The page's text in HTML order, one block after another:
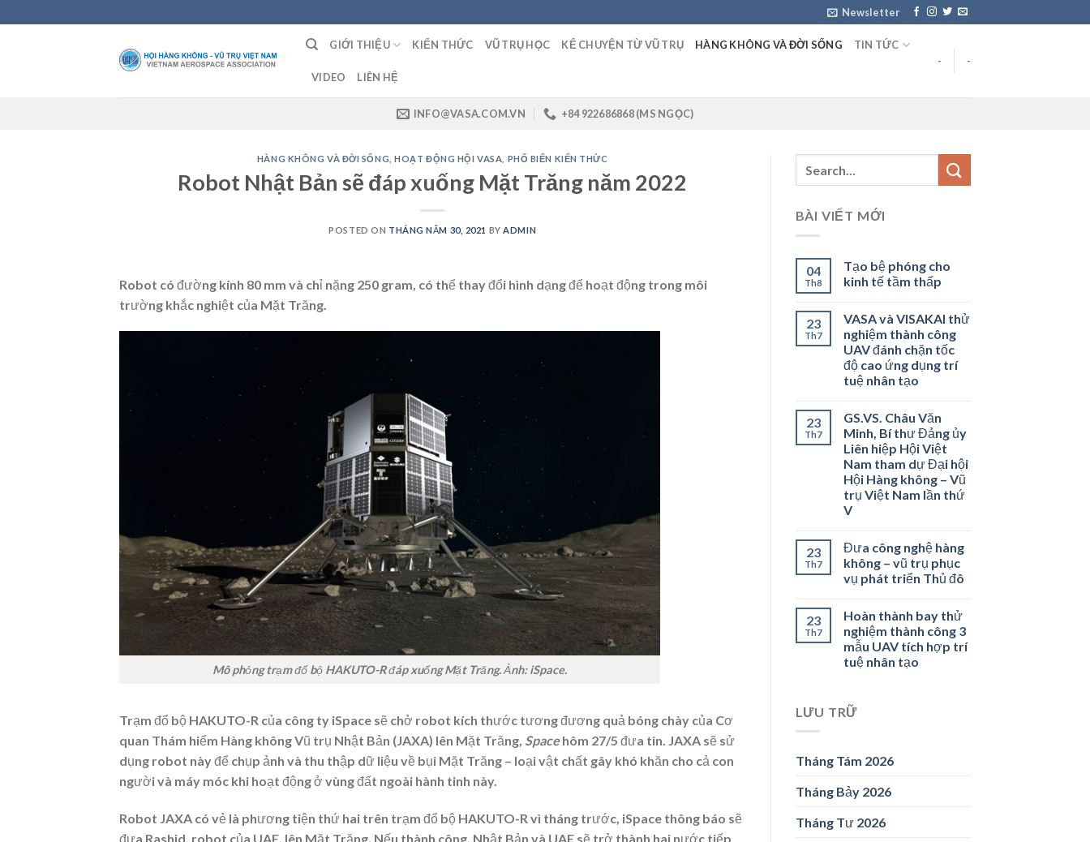
to
Newsletter
GIỚI THIỆU KIẾN THỨC VŨ TRỤ HỌC KỂ CHUYỆN TỪ VŨ TRỤ HÀNG KHÔNG VÀ ĐỜI SỐNG TIN TỨC
VIDEO LIÊN HỆ
- -
INFO@VASA.COM.VN +84 922686868 (MS NGỌC)
HÀNG KHÔNG VÀ ĐỜI SỐNG ,HOẠT ĐỘNG HỘI VASA PHỔ BIẾN KIẾN THỨC
Robot Nhật Bản sẽ đáp xuống Mặt Trăng năm 2022
POSTED ON THÁNG NĂM 30, 2021 BY ADMIN
Robot có đường kính 80 mm và chỉ nặng 250 gram, có thể thay đổi hình dạng để hoạt động trong môi
trường khắc nghiệt của Mặt Trăng.
Mô phỏng trạm đổ bộ HAKUTO-R đáp xuống Mặt Trăng. Ảnh: iSpace.
Trạm đổ bộ HAKUTO-R của công ty iSpace sẽ chở robot kích thước tương đương quả bóng chày của Cơ
quan Thám hiểm Hàng không Vũ trụ Nhật Bản (JAXA) lên Mặt Trăng, Spacehôm 27/5 đưa tin. JAXA sẽ sử
dụng robot này để chụp ảnh và thu thập dữ liệu về bụi Mặt Trăng – loại vật chất gây khó khăn cho cả con
người và máy móc khi hoạt động ở vùng đất ngoài hành tinh này.
Robot JAXA có vẻ là phương tiện thứ hai trên trạm đổ bộ HAKUTO-R vì tháng trước, iSpace thông báo sẽ
đưa Rashid, robot của UAE, lên Mặt Trăng. Nếu thành công, Nhật Bản và UAE sẽ trở thành hai nước tiếp
BÀI VIẾT MỚI
04
Th8
Tạo bệ phóng cho
kinh tế tầm thấp
23
Th7
VASA và VISAKAI thử
nghiệm thành công
UAV đánh chặn tốc
độ cao ứng dụng trí
tuệ nhân tạo
23
Th7
GS.VS. Châu Văn
Minh, Bí thư Đảng ủy
Liên hiệp Hội Việt
Nam tham dự Đại hội
Hội Hàng không – Vũ
trụ Việt Nam lần thứ
V
23
Th7
Đưa công nghệ hàng
không – vũ trụ phục
vụ phát triển Thủ đô
23
Th7
Hoàn thành bay thử
nghiệm thành công 3
mẫu UAV tích hợp trí
tuệ nhân tạo
LƯU TRỮ
Tháng Tám 2026
Tháng Bảy 2026
Tháng Tư 2026